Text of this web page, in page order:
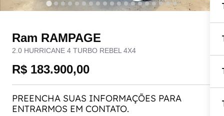
Ram RAMPAGE
2.0 HURRICANE 4 TURBO REBEL 4X4
R$ 183.900,00
PREENCHA SUAS INFORMAÇÕES PARA
ENTRARMOS EM CONTATO.